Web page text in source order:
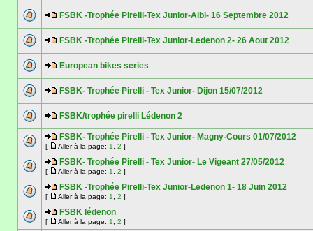
FSBK -Trophée Pirelli-Tex Junior-Albi- 16 Septembre 2012
FSBK -Trophée Pirelli-Tex Junior-Ledenon 2- 26 Aout 2012
European bikes series
FSBK- Trophée Pirelli - Tex Junior- Dijon 15/07/2012
FSBK/trophée pirelli Lédenon 2
FSBK- Trophée Pirelli - Tex Junior- Magny-Cours 01/07/2012
[ Aller à la page: 1 2 ]
FSBK- Trophée Pirelli - Tex Junior- Le Vigeant 27/05/2012
[ Aller à la page: 1 2 ]
FSBK -Trophée Pirelli-Tex Junior-Ledenon 1- 18 Juin 2012
[ Aller à la page: 1 2 ]
FSBK lédenon
[ Aller à la page: 1 2 ]